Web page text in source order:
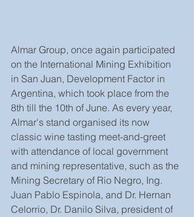
Almar Group, once again participated
on the International Mining Exhibition
in San Juan, Development Factor in
Argentina, which took place from the
8th till the 10th of June. As every year,
Almar's stand organised its now
classic wine tasting meet-and-greet
with attendance of local government
and mining representative, such as the
Mining Secretary of Rio Negro, Ing.
Juan Pablo Espinola, and Dr. Hernan
Celorrio, Dr. Danilo Silva, president of